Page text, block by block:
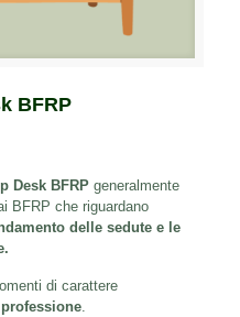
BFRP
Desk BFRP generalmente
BFRP che riguardano
delle sedute e le
di carattere
.